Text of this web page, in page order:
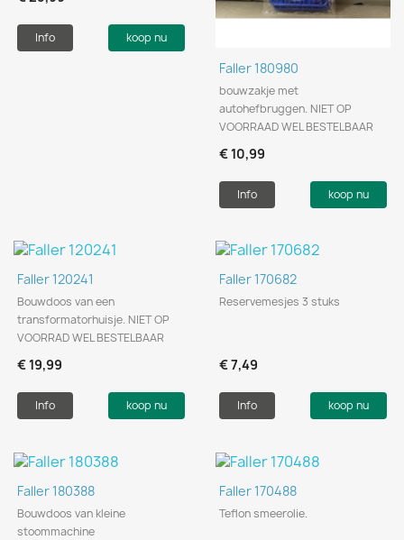
Info koop nu
Faller 180980
bouwzakje met
autohefbruggen. NIET OP
VOORRAAD WEL BESTELBAAR
€ 10,99
Info koop nu
Faller 120241
Bouwdoos van een
transformatorhuisje. NIET OP
VOORRAD WEL BESTELBAAR
€ 19,99
Info koop nu
Faller 170682
Reservemesjes 3 stuks
€ 7,49
Info koop nu
Faller 180388
Bouwdoos van kleine
stoommachine
Faller 170488
Teflon smeerolie.